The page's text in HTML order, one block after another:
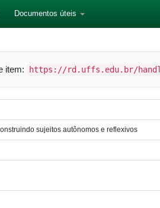
Documentos úteis
item: https://rd.uffs.edu.br/
sujeitos autônomos e reflexivos